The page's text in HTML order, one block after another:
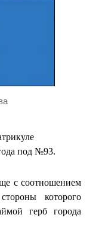
под №93.
с соотношением
которого
герб города